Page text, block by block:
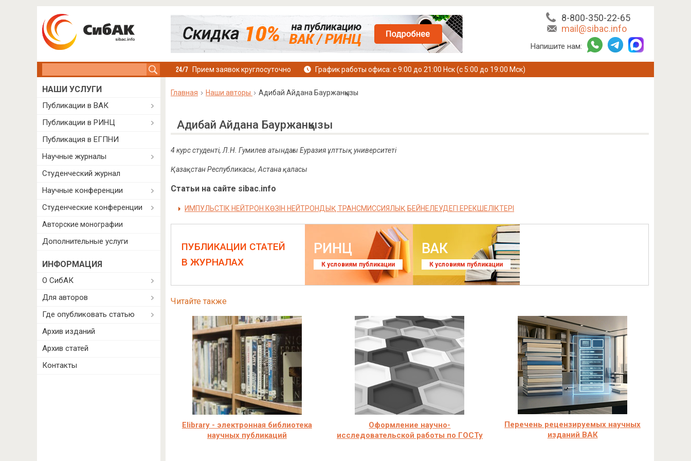
8-800-350-22-65
mail@sibac.info
Напишите нам:
Прием заявок круглосуточно График работы офиса: с 9:00 до 21:00 Нск (с 5:00 до 19:00 Мск)
Главная Наши авторы Адибай Айдана Бауржанқызы
Адибай Айдана Бауржанқызы
4 курс студенті, Л.Н. Гумилев атындағы Еуразия ұлттық университеті
Қазақстан Республикасы, Астана қаласы
Статьи на сайте sibac.info
ИМПУЛЬСТІК НЕЙТРОН КӨЗІН НЕЙТРОНДЫҚ ТРАНСМИССИЯЛЫҚ БЕЙНЕЛЕУДЕГІ ЕРЕКШЕЛІКТЕРІ
ПУБЛИКАЦИИ СТАТЕЙ
В ЖУРНАЛАХ
РИНЦ
К условиям публикации
ВАК
К условиям публикации
Читайте также
Elibrary - электронная библиотека
научных публикаций
Оформление научно-
исследовательской работы по ГОСТу
Перечень рецензируемых научных
изданий ВАК
НАШИ УСЛУГИ
Публикации в ВАК
Публикации в РИНЦ
Публикация в ЕГПНИ
Научные журналы
Студенческий журнал
Научные конференции
Студенческие конференции
Авторские монографии
Дополнительные услуги
ИНФОРМАЦИЯ
О СибАК
Для авторов
Где опубликовать статью
Архив изданий
Архив статей
Контакты